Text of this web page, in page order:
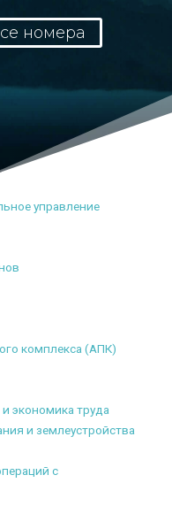
номера
управление
комплекса (АПК)
экономика труда
и землеустройства
с